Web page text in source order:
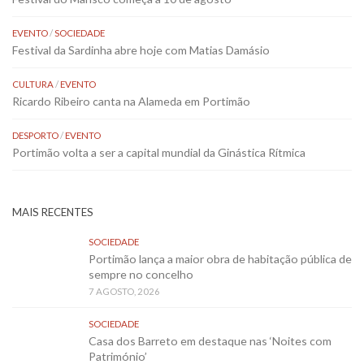
EVENTO / SOCIEDADE
Festival da Sardinha abre hoje com Matias Damásio
CULTURA /EVENTO
Ricardo Ribeiro canta na Alameda em Portimão
DESPORTO /EVENTO
Portimão volta a ser a capital mundial da Ginástica Rítmica
MAIS RECENTES
SOCIEDADE
Portimão lança a maior obra de habitação pública de
sempre no concelho
7 AGOSTO, 2026
SOCIEDADE
Casa dos Barreto em destaque nas ‘Noites com
Património’